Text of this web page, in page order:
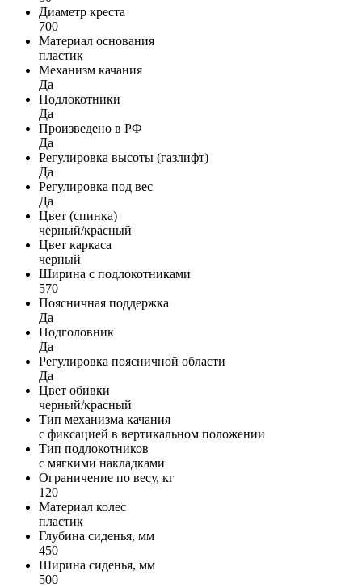
Диаметр креста
700
Материал основания
пластик
Механизм качания
Да
Подлокотники
Да
Произведено в РФ
Да
Регулировка высоты (газлифт)
Да
Регулировка под вес
Да
Цвет (спинка)
черный/красный
Цвет каркаса
черный
Ширина с подлокотниками
570
Поясничная поддержка
Да
Подголовник
Да
Регулировка поясничной области
Да
Цвет обивки
черный/красный
Тип механизма качания
с фиксацией в вертикальном положении
Тип подлокотников
с мягкими накладками
Ограничение по весу, кг
120
Материал колес
пластик
Глубина сиденья, мм
450
Ширина сиденья, мм
500